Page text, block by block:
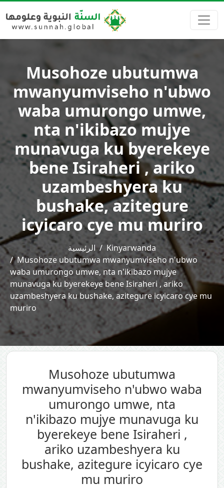
Musohoze ubutumwa
mwanyumviseho n'ubwo
waba umurongo umwe,
nta n'ikibazo mujye
munavuga ku byerekeye
bene Isiraheri , ariko
uzambeshyera ku
bushake, azitegure
icyicaro cye mu muriro
الرئيسية
Kinyarwanda
Musohoze ubutumwa mwanyumviseho n'ubwo
waba umurongo umwe, nta n'ikibazo mujye
munavuga ku byerekeye bene Isiraheri , ariko
uzambeshyera ku bushake, azitegure icyicaro cye mu
muriro
Musohoze ubutumwa
mwanyumviseho n'ubwo waba
umurongo umwe, nta
n'ikibazo mujye munavuga ku
byerekeye bene Isiraheri ,
ariko uzambeshyera ku
bushake, azitegure icyicaro cye
mu muriro